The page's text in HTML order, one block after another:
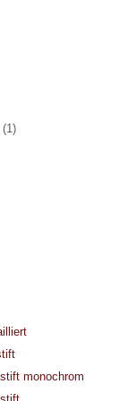
monochrom